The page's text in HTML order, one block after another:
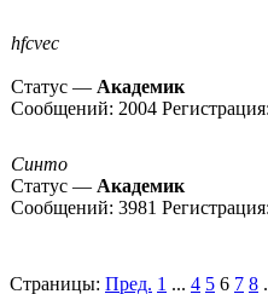
hfcvec
Статус — Академик
Сообщений: 2004 Регистрация:
Синто
Статус — Академик
Сообщений: 3981 Регистрация:
Страницы: Пред. 1 ... 4 5 6 7 8